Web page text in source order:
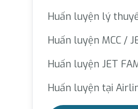
Huấn luyện lý
Huấn luyện MCC /
Huấn luyện JET
Huấn luyện tại